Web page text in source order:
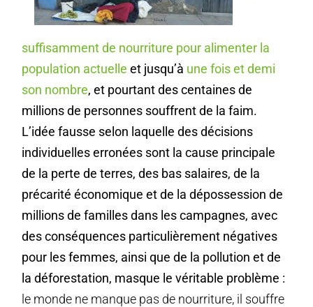
suffisamment de nourriture pour alimenter la
population actuelle et jusqu’à une fois et demi
son nombre, et pourtant des centaines de
millions de personnes souffrent de la faim.
L’idée fausse selon laquelle des décisions
individuelles erronées sont la cause principale
de la perte de terres, des bas salaires, de la
précarité économique et de la dépossession de
millions de familles dans les campagnes, avec
des conséquences particulièrement négatives
pour les femmes, ainsi que de la pollution et de
la déforestation, masque le véritable problème :
le monde ne manque pas de nourriture, il souffre